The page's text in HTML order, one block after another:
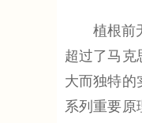
植根前无
超过了马克
大而独特的
系列重要原